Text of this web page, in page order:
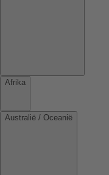
Afrika
Australië / Oceanië